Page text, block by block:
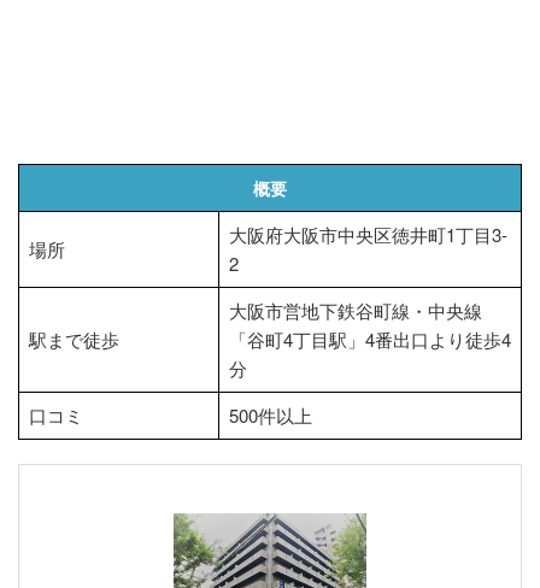
概要
場所
大阪府大阪市中央区徳井町1丁目3-
2
駅まで徒歩
大阪市営地下鉄谷町線・中央線
「谷町4丁目駅」4番出口より徒歩4
分
口コミ
500件以上